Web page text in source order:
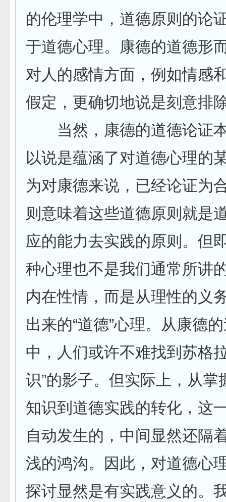
的伦理学中，道德原则的论
于道德心理。康德的道德形
对人的感情方面，例如情感
假定，更确切地说是刻意排
当然，康德的道德论证
以说是蕴涵了对道德心理的
为对康德来说，已经论证为
则意味着这些道德原则就是
应的能力去实践的原则。但
种心理也不是我们通常所讲
内在性情，而是从理性的义
出来的“道德”心理。从康德
中，人们或许不难找到苏格
识”的影子。但实际上，从掌
知识到道德实践的转化，这
自动发生的，中间显然还隔
浅的鸿沟。因此，对道德心
探讨显然是有实践意义的。